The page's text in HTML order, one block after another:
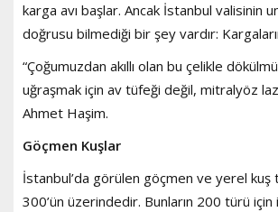
karga avı başlar. Ancak İstanbul valisinin
doğrusu bilmediği bir şey vardır:
“Çoğumuzdan akıllı olan bu çelikle
uğraşmak için av tüfeği değil, mitralyöz
Ahmet Haşim.
Göçmen Kuşlar
İstanbul’da görülen göçmen ve yerel kuş
300’ün üzerindedir. Bunların 200 türü